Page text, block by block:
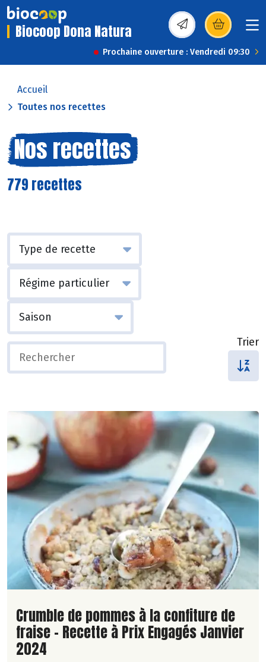
Biocoop Dona Natura (s’ouvre dans une
Prochaine ouverture : Vendredi 09:30
Accueil
Toutes nos recettes
Nos recettes
779 recettes
Trier
Lire la suite de la recette
Crumble de pommes à la confiture de
fraise - Recette à Prix Engagés Janvier
2024